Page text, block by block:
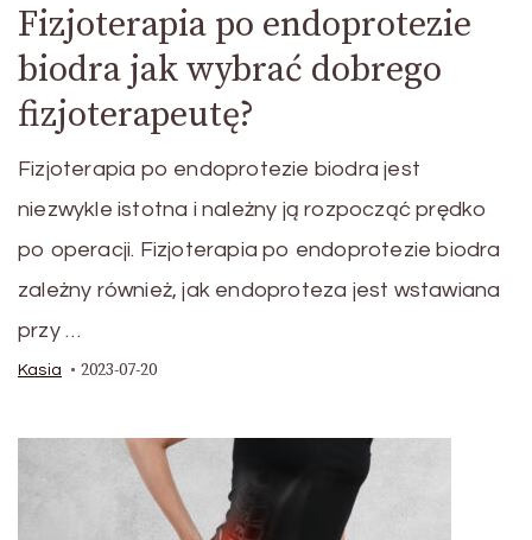
Fizjoterapia po endoprotezie
biodra jak wybrać dobrego
fizjoterapeutę?
Fizjoterapia po endoprotezie biodra jest
niezwykle istotna i należny ją rozpocząć prędko
po operacji. Fizjoterapia po endoprotezie biodra
zależny również, jak endoproteza jest wstawiana
przy …
Kasia 2023-07-20